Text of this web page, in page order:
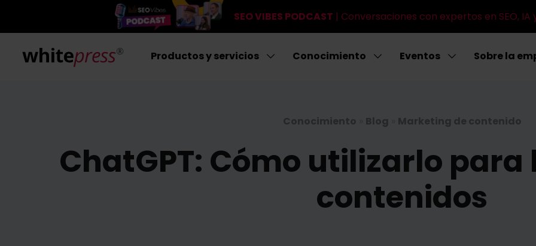
SEO VIBES PODCAST | Conversaciones con expertos en SEO, IA
Productos y servicios Conocimiento Eventos Sobre la
Conocimiento Blog Marketing de contenido
ChatGPT: Cómo utilizarlo
contenidos